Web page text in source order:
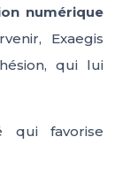
numérique
Exaegis
qui lui
qui favorise